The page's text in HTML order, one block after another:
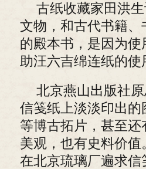
古纸收藏家田洪
文物，和古代书籍
的殿本书，是因为
助汪六吉绵连纸的使
北京燕山出版社
信笺纸上淡淡印出
等博古拓片，甚至
美观，也有史料价
在北京琉璃厂遍求